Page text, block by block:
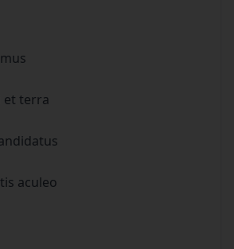
et terra
aculeo